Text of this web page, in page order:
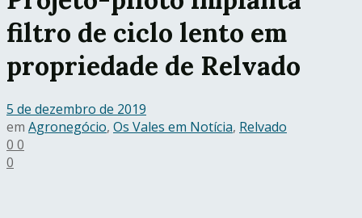
filtro de ciclo lento em
propriedade de Relvado
5 de dezembro de 2019
em Agronegócio, Os Vales em Notícia, Relvado
0 0
0